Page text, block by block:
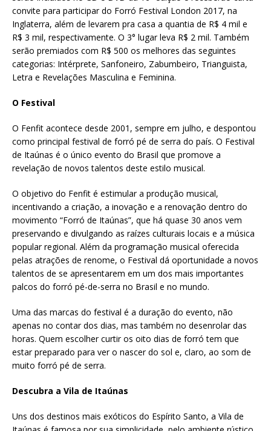
convite para participar do Forró Festival London 2017, na
Inglaterra, além de levarem pra casa a quantia de R$ 4 mil e
R$ 3 mil, respectivamente. O 3° lugar leva R$ 2 mil. Também
serão premiados com R$ 500 os melhores das seguintes
categorias: Intérprete, Sanfoneiro, Zabumbeiro, Trianguista,
Letra e Revelações Masculina e Feminina.
O Festival
O Fenfit acontece desde 2001, sempre em julho, e despontou
como principal festival de forró pé de serra do país. O Festival
de Itaúnas é o único evento do Brasil que promove a
revelação de novos talentos deste estilo musical.
O objetivo do Fenfit é estimular a produção musical,
incentivando a criação, a inovação e a renovação dentro do
movimento “Forró de Itaúnas”, que há quase 30 anos vem
preservando e divulgando as raízes culturais locais e a música
popular regional. Além da programação musical oferecida
pelas atrações de renome, o Festival dá oportunidade a novos
talentos de se apresentarem em um dos mais importantes
palcos do forró pé-de-serra no Brasil e no mundo.
Uma das marcas do festival é a duração do evento, não
apenas no contar dos dias, mas também no desenrolar das
horas. Quem escolher curtir os oito dias de forró tem que
estar preparado para ver o nascer do sol e, claro, ao som de
muito forró pé de serra.
Descubra a Vila de Itaúnas
Uns dos destinos mais exóticos do Espírito Santo, a Vila de